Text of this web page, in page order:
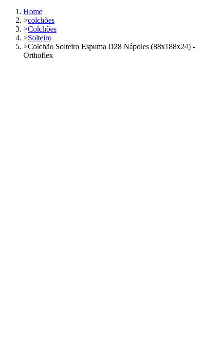
Home
>colchões
>Colchões
>Solteiro
>Colchão Solteiro Espuma D28 Nápoles (88x188x24) -
Orthoflex